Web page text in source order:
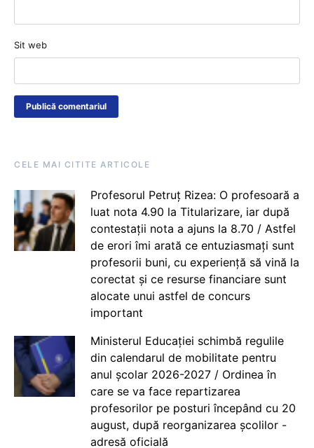
Sit web
CELE MAI CITITE ARTICOLE
Profesorul Petruț Rizea: O profesoară a
luat nota 4.90 la Titularizare, iar după
contestații nota a ajuns la 8.70 / Astfel
de erori îmi arată ce entuziasmați sunt
profesorii buni, cu experiență să vină la
corectat și ce resurse financiare sunt
alocate unui astfel de concurs
important
Ministerul Educației schimbă regulile
din calendarul de mobilitate pentru
anul școlar 2026-2027 / Ordinea în
care se va face repartizarea
profesorilor pe posturi începând cu 20
august, după reorganizarea școlilor -
adresă oficială